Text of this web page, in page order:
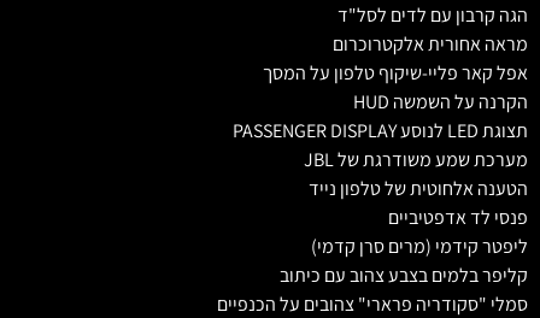
הגה קרבון עם לדים לסל"ד
מראה אחורית אלקטרוכרום
אפל קאר פליי-שיקוף טלפון על המסך
הקרנה על השמשה HUD
תצוגת LED לנוסע PASSENGER DISPLAY
מערכת שמע משודרגת של JBL
הטענה אלחוטית של טלפון נייד
פנסי לד אדפטיביים
ליפטר קידמי (מרים סרן קדמי)
קליפר בלמים בצבע צהוב עם כיתוב
סמלי "סקודריה פרארי" צהובים על הכנפיים